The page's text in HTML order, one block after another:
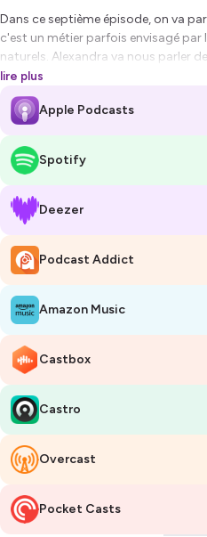
Dans ce septième épisode, on va
c'est un métier parfois envisagé par
naturels. Alexandra va nous parler
à naturopathe. 🌿
Si tu t'interroges sur ton évolution
30 prochains jours. 🌟
commentaire sur iTunes, Apple
! Cela aide d'autres infirmières à
*****
📖 Tu retrouveras aussi toutes ces
de mon blog :
🎬 Tu pourras également le
https://youtu.be/_Rh5P0KlpCo
Hébergé par Ausha. Visitez
pour plus d'informations.
lire plus
Apple Podcasts
Spotify
Deezer
Podcast Addict
Amazon Music
Castbox
Castro
Overcast
Pocket Casts